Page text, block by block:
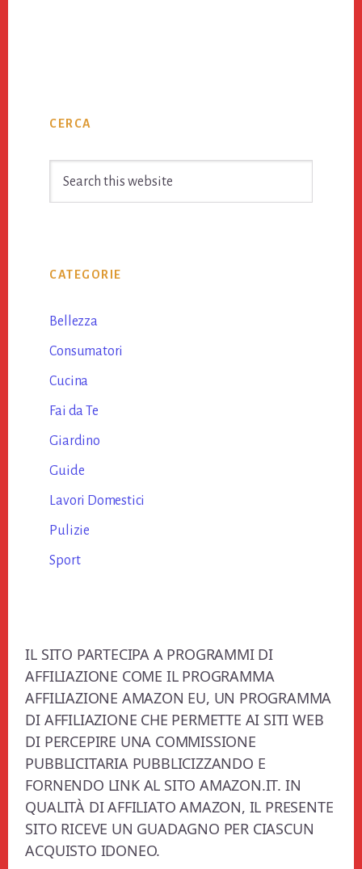
Sidebar
CERCA
CATEGORIE
Bellezza
Consumatori
Cucina
Fai da Te
Giardino
Guide
Lavori Domestici
Pulizie
Sport
IL SITO PARTECIPA A PROGRAMMI DI
AFFILIAZIONE COME IL PROGRAMMA
AFFILIAZIONE AMAZON EU, UN PROGRAMMA
DI AFFILIAZIONE CHE PERMETTE AI SITI WEB
DI PERCEPIRE UNA COMMISSIONE
PUBBLICITARIA PUBBLICIZZANDO E
FORNENDO LINK AL SITO AMAZON.IT. IN
QUALITÀ DI AFFILIATO AMAZON, IL PRESENTE
SITO RICEVE UN GUADAGNO PER CIASCUN
ACQUISTO IDONEO.